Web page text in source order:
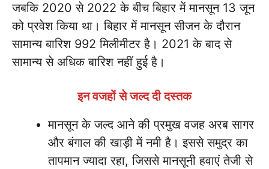
जबकि 2020 से 2022 के बीच बिहार में मानसून 13 जून
को प्रवेश किया था। बिहार में मानसून सीजन के दौरान
सामान्य बारिश 992 मिलीमीटर है। 2021 के बाद से
सामान्य से अधिक बारिश नहीं हुई है।
इन वजहों से जल्द दी दस्तक
मानसून के जल्द आने की प्रमुख वजह अरब सागर
और बंगाल की खाड़ी में नमी है। इससे समुद्र का
तापमान ज्यादा रहा, जिससे मानसूनी हवाएं तेजी से